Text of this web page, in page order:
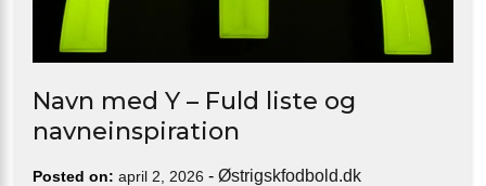
Navn med Y – Fuld liste og
navneinspiration
Posted on: april 2, 2026 - Østrigskfodbold.dk